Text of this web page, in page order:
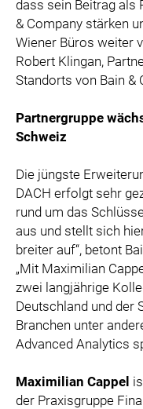
dass sein Beitrag als
& Company stärken
Wiener Büros weiter
Robert Klingan,
Standorts von Bain &
Partnergruppe
Schweiz
Die jüngste
DACH erfolgt sehr
rund um das
aus und stellt sich
breiter auf“, betont
„Mit Maximilian
zwei langjährige
Deutschland und der
Branchen unter
Advanced Analytics
Maximilian Cappel
der Praxisgruppe